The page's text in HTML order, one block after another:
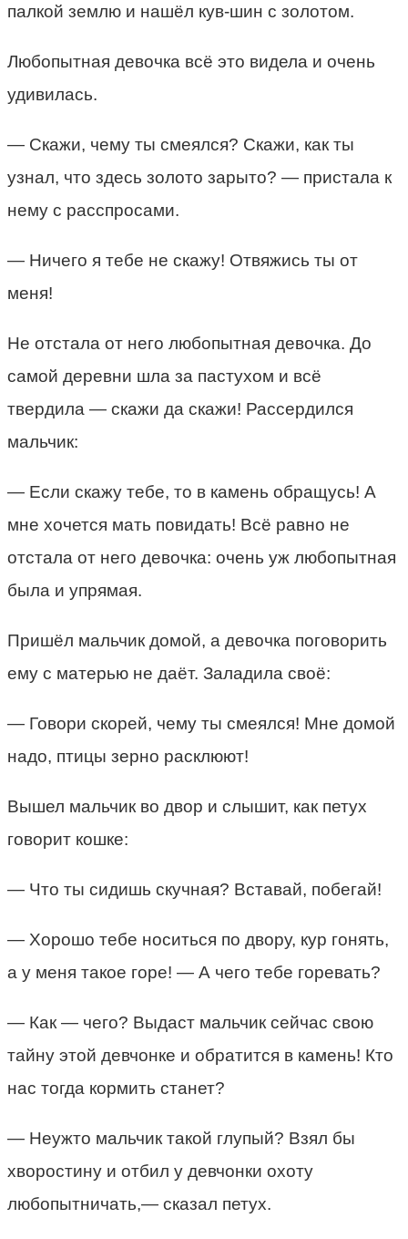
палкой землю и нашёл кув-шин с золотом.
Любопытная девочка всё это видела и очень
удивилась.
— Скажи, чему ты смеялся? Скажи, как ты
узнал, что здесь золото зарыто? — пристала к
нему с расспросами.
— Ничего я тебе не скажу! Отвяжись ты от
меня!
Не отстала от него любопытная девочка. До
самой деревни шла за пастухом и всё
твердила — скажи да скажи! Рассердился
мальчик:
— Если скажу тебе, то в камень обращусь! А
мне хочется мать повидать! Всё равно не
отстала от него девочка: очень уж любопытная
была и упрямая.
Пришёл мальчик домой, а девочка поговорить
ему с матерью не даёт. Заладила своё:
— Говори скорей, чему ты смеялся! Мне домой
надо, птицы зерно расклюют!
Вышел мальчик во двор и слышит, как петух
говорит кошке:
— Что ты сидишь скучная? Вставай, побегай!
— Хорошо тебе носиться по двору, кур гонять,
а у меня такое горе! — А чего тебе горевать?
— Как — чего? Выдаст мальчик сейчас свою
тайну этой девчонке и обратится в камень! Кто
нас тогда кормить станет?
— Неужто мальчик такой глупый? Взял бы
хворостину и отбил у девчонки охоту
любопытничать,— сказал петух.